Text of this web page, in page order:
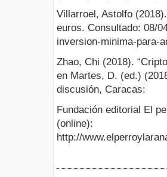
Villarroel, Astolfo
euros. Consultado: 08/
inversion-minima-para-
Zhao, Chi (2018).
en Martes, D. (ed.)
discusión, Caracas:
Fundación editorial El
(online):
http://